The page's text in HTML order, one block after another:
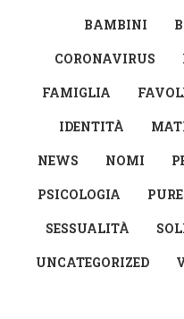
BAMBINI
CORONAVIRUS
FAMIGLIA
IDENTITÀ
NEWS
NOMI
PSICOLOGIA
SESSUALITÀ
UNCATEGORIZED